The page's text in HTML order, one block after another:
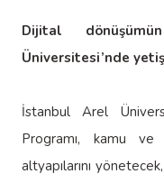
Dijital
Üniversitesi’nde
İstanbul Arel
Programı, kamu ve
altyapılarını